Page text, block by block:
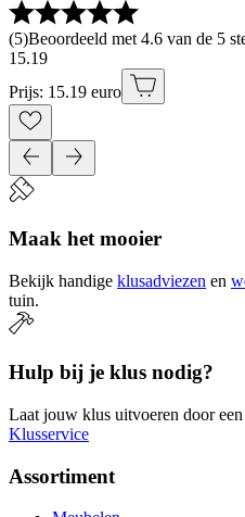
(5)Beoordeeld met 4.6 van de 5
15.19
Prijs: 15.19 euro
Maak het mooier
Bekijk handige klusadviezen en
tuin.
Hulp bij je klus nodig?
Laat jouw klus uitvoeren door
Klusservice
Assortiment